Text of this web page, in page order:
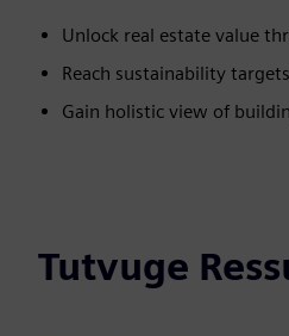
Unlock real estate value
Reach sustainability targets
Gain holistic view of
Tutvuge